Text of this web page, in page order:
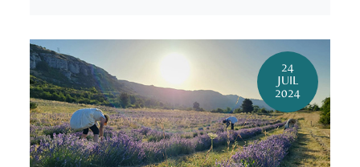
24
JUIL
2024